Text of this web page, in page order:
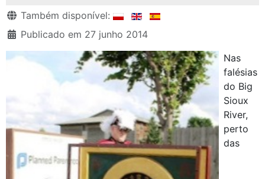
Detalhes
Também disponível:
Publicado em 27 junho 2014
Nas
falésias
do Big
Sioux
River,
perto
das